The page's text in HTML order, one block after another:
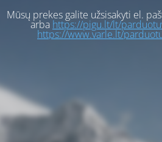
Mūsų prekes galite užsisakyti el.
arba https://pigu.lt/lt/
https://www.varle.lt/